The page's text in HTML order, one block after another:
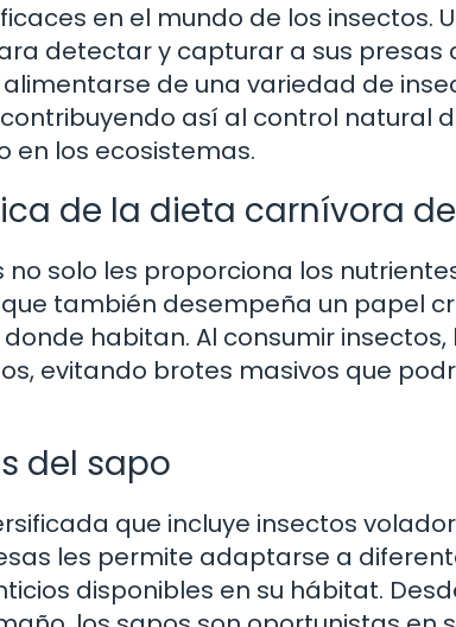
en el mundo de los insectos.
detectar y capturar a sus presas
de una variedad de
así al control natural
en los ecosistemas.
de la dieta carnívora
solo les proporciona los
también desempeña un papel
habitan. Al consumir
evitando brotes masivos que
del sapo
que incluye insectos
les permite adaptarse a
disponibles en su hábitat.